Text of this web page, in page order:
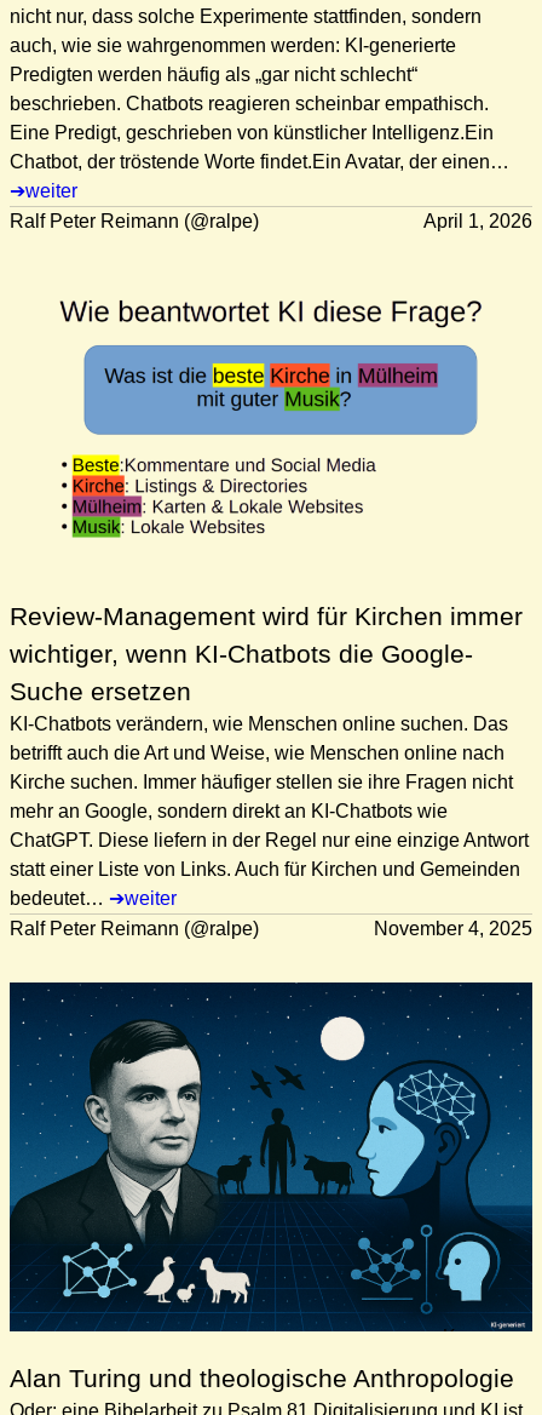
nicht nur, dass solche Experimente stattfinden, sondern
auch, wie sie wahrgenommen werden: KI-generierte
Predigten werden häufig als „gar nicht schlecht“
beschrieben. Chatbots reagieren scheinbar empathisch.
Eine Predigt, geschrieben von künstlicher Intelligenz.Ein
Chatbot, der tröstende Worte findet.Ein Avatar, der einen…
weiter
Ralf Peter Reimann (@ralpe)
April 1, 2026
Review-Management wird für Kirchen immer
wichtiger, wenn KI-Chatbots die Google-
Suche ersetzen
KI-Chatbots verändern, wie Menschen online suchen. Das
betrifft auch die Art und Weise, wie Menschen online nach
Kirche suchen. Immer häufiger stellen sie ihre Fragen nicht
mehr an Google, sondern direkt an KI-Chatbots wie
ChatGPT. Diese liefern in der Regel nur eine einzige Antwort
statt einer Liste von Links. Auch für Kirchen und Gemeinden
bedeutet…
weiter
Ralf Peter Reimann (@ralpe)
November 4, 2025
Alan Turing und theologische Anthropologie
Oder: eine Bibelarbeit zu Psalm 81 Digitalisierung und KI ist